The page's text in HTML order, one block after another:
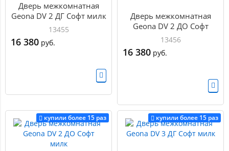
Дверь межкомнатная
Geona DV 2 ДГ Софт милк
13455
16 380 руб.
Дверь межкомнатная
Geona DV 2 ДО Софт
капучино
13456
16 380 руб.
купили более 15 раз купили более 15 раз